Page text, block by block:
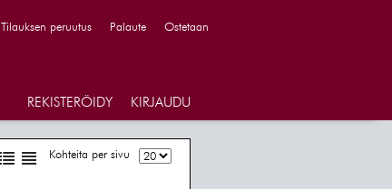
Tilauksen peruutus Palaute Ostetaan
REKISTERÖIDY KIRJAUDU
Kohteita per sivu